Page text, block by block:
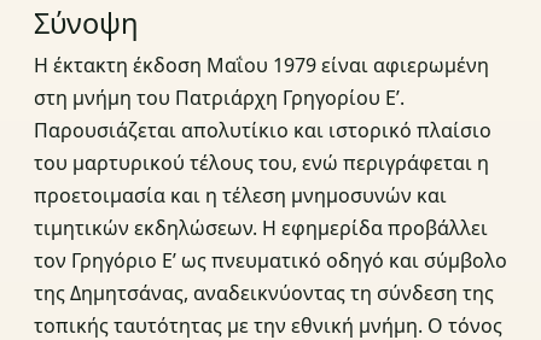
Σύνοψη
Η έκτακτη έκδοση Μαΐου 1979 είναι αφιερωμένη
στη μνήμη του Πατριάρχη Γρηγορίου Ε’.
Παρουσιάζεται απολυτίκιο και ιστορικό πλαίσιο
του μαρτυρικού τέλους του, ενώ περιγράφεται η
προετοιμασία και η τέλεση μνημοσυνών και
τιμητικών εκδηλώσεων. Η εφημερίδα προβάλλει
τον Γρηγόριο Ε’ ως πνευματικό οδηγό και σύμβολο
της Δημητσάνας, αναδεικνύοντας τη σύνδεση της
τοπικής ταυτότητας με την εθνική μνήμη. Ο τόνος